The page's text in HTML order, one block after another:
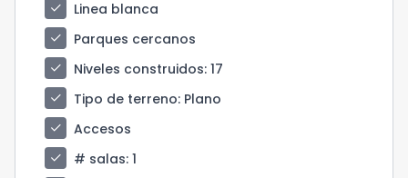
check
Linea blanca
check
Parques cercanos
check
Niveles construidos: 17
check
Tipo de terreno: Plano
check
Accesos
check
# salas: 1